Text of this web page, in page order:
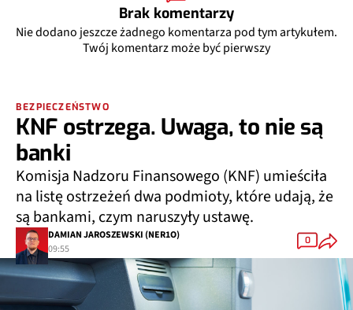
Brak komentarzy
Nie dodano jeszcze żadnego komentarza pod tym artykułem.
Twój komentarz może być pierwszy
BEZPIECZEŃSTWO
KNF ostrzega. Uwaga, to nie są
banki
Komisja Nadzoru Finansowego (KNF) umieściła
na listę ostrzeżeń dwa podmioty, które udają, że
są bankami, czym naruszyły ustawę.
DAMIAN JAROSZEWSKI (NER1O)
09:55
0